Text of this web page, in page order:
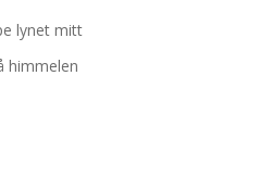
lynet mitt
himmelen